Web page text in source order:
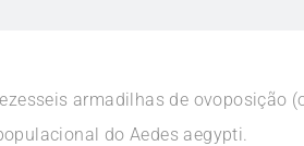
armadilhas de ovoposição
do Aedes aegypti.